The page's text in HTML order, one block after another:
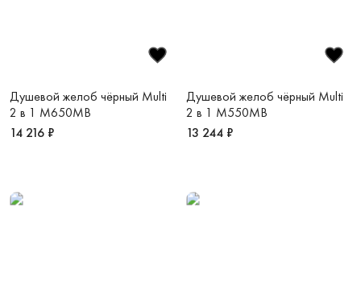
Душевой желоб чёрный Multi
2 в 1 M650MB
14 216 ₽
Душевой желоб чёрный Multi
2 в 1 M550MB
13 244 ₽